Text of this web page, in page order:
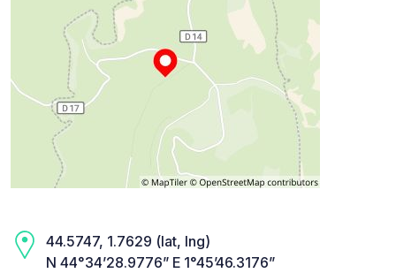
44.5747, 1.7629 (lat, lng)
N 44°34’28.9776” E 1°45’46.3176”